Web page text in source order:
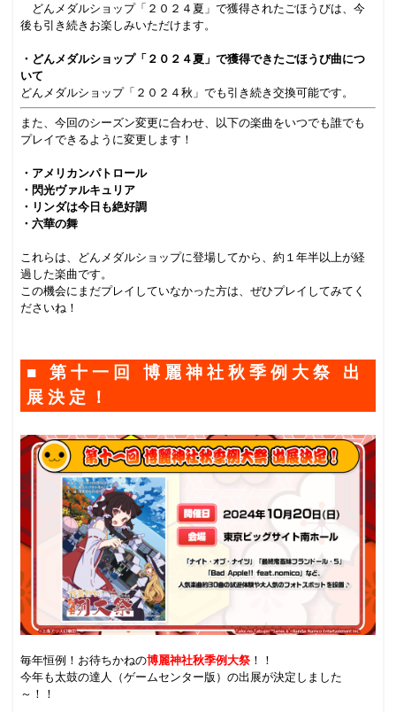
どんメダルショップ「２０２４夏」で獲得されたごほうびは、今
後も引き続きお楽しみいただけます。
・どんメダルショップ「２０２４夏」で獲得できたごほうび曲につ
いて
どんメダルショップ「２０２４秋」でも引き続き交換可能です。
また、今回のシーズン変更に合わせ、以下の楽曲をいつでも誰でも
プレイできるように変更します！
・アメリカンパトロール
・閃光ヴァルキュリア
・リンダは今日も絶好調
・六華の舞
これらは、どんメダルショップに登場してから、約１年半以上が経
過した楽曲です。
この機会にまだプレイしていなかった方は、ぜひプレイしてみてく
ださいね！
■ 第十一回 博麗神社秋季例大祭 出
展決定！
毎年恒例！お待ちかねの博麗神社秋季例大祭 ！！
今年も太鼓の達人（ゲームセンター版）の出展が決定しました
～！！